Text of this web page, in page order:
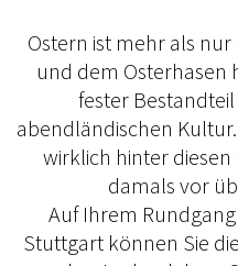
Ostern ist mehr als
und dem Osterhasen
fester
abendländischen
wirklich hinter diesen
damals vor
Auf Ihrem
Stuttgart können Sie